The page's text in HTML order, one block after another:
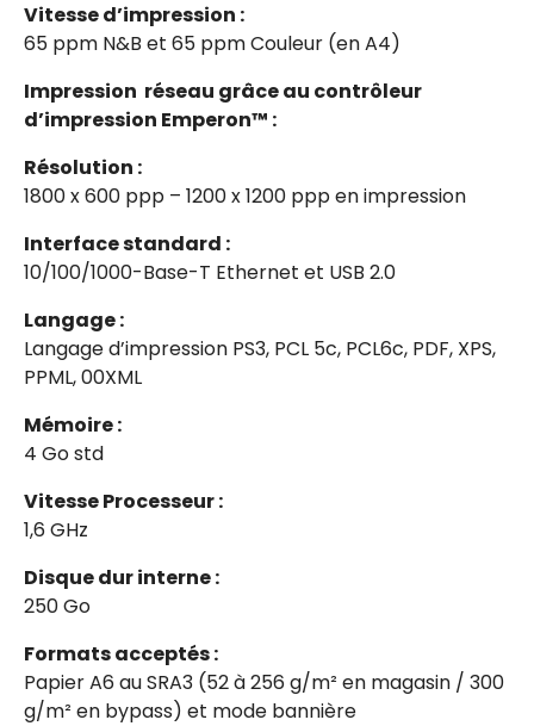
Vitesse d’impression :
65 ppm N&B et 65 ppm Couleur (en A4)
Impression réseau grâce au contrôleur
d’impression Emperon™ :
Résolution :
1800 x 600 ppp – 1200 x 1200 ppp en impression
Interface standard :
10/100/1000-Base-T Ethernet et USB 2.0
Langage :
Langage d’impression PS3, PCL 5c, PCL6c, PDF, XPS,
PPML, 00XML
Mémoire :
4 Go std
Vitesse Processeur :
1,6 GHz
Disque dur interne :
250 Go
Formats acceptés :
Papier A6 au SRA3 (52 à 256 g/m² en magasin / 300
g/m² en bypass) et mode bannière